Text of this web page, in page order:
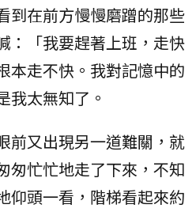
到在前方慢慢磨蹭的那些
：「我要趕著上班，走快
本走不快。我對記憶中的
我太無知了。
前又出現另一道難關，就
匆忙忙地走了下來，不知
仰頭一看，階梯看起來約